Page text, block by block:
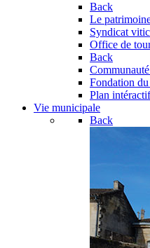
Back
Le
Syndicat
Office de
Back
Fondation
Plan intéractif
Vie municipale
Back